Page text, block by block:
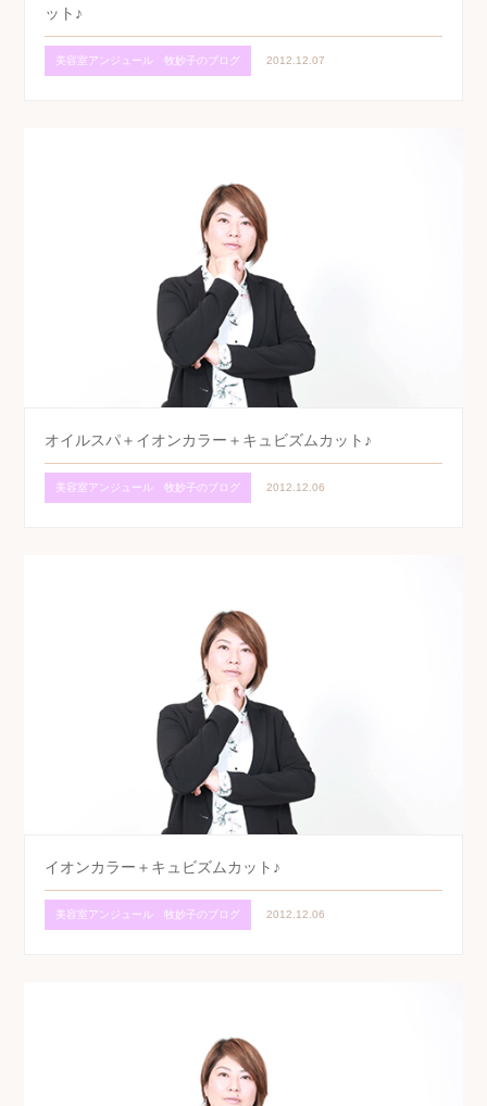
ット♪
美容室アンジュール 牧妙子のブログ 2012.12.07
オイルスパ＋イオンカラー＋キュビズムカット♪
美容室アンジュール 牧妙子のブログ 2012.12.06
イオンカラー＋キュビズムカット♪
美容室アンジュール 牧妙子のブログ 2012.12.06